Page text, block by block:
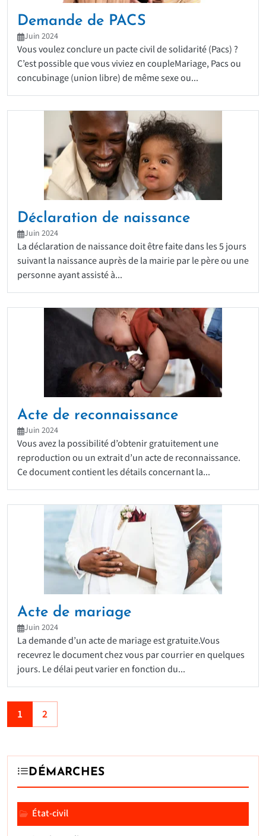
Demande de PACS
Juin 2024
Vous voulez conclure un pacte civil de solidarité (Pacs) ?
C’est possible que vous viviez en coupleMariage, Pacs ou
concubinage (union libre) de même sexe ou...
Déclaration de naissance
Juin 2024
La déclaration de naissance doit être faite dans les 5 jours
suivant la naissance auprès de la mairie par le père ou une
personne ayant assisté à...
Acte de reconnaissance
Juin 2024
Vous avez la possibilité d’obtenir gratuitement une
reproduction ou un extrait d’un acte de reconnaissance.
Ce document contient les détails concernant la...
Acte de mariage
Juin 2024
La demande d’un acte de mariage est gratuite.Vous
recevrez le document chez vous par courrier en quelques
jours. Le délai peut varier en fonction du...
1 2
DÉMARCHES
État-civil